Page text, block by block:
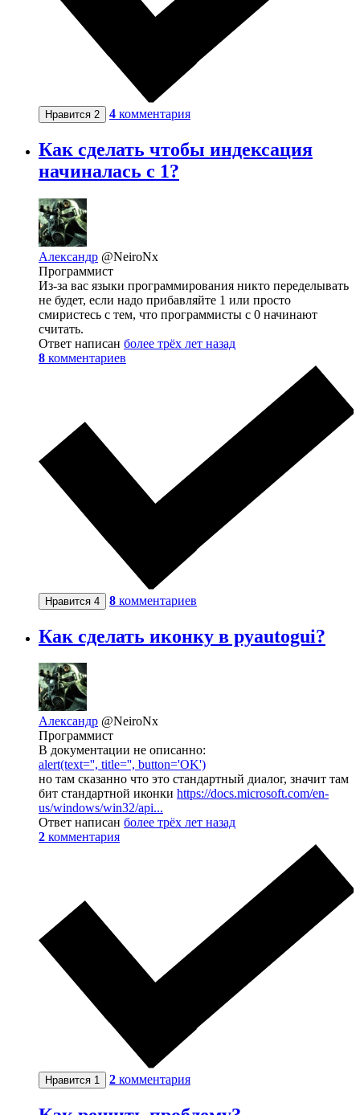
Нравится 2 4 комментария
Как сделать чтобы индексация
начиналась с 1?
Александр @NeiroNx
Программист
Из-за вас языки программирования никто переделывать
не будет, если надо прибавляйте 1 или просто
смиристесь с тем, что программисты с 0 начинают
считать.
Ответ написан более трёх лет назад
8 комментариев
Нравится 4 8 комментариев
Как сделать иконку в pyautogui?
Александр @NeiroNx
Программист
В документации не описанно:
alert(text='', title='', button='OK')
но там сказанно что это стандартный диалог, значит там
бит стандартной иконки https://docs.microsoft.com/en-
us/windows/win32/api...
Ответ написан более трёх лет назад
2 комментария
Нравится 1 2 комментария